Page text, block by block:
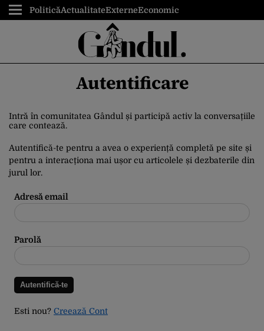
PoliticăActualitateExterneEconomic
Autentificare
Intră în comunitatea Gândul și participă activ la conversațiile
care contează.
Autentifică-te pentru a avea o experiență completă pe site și
pentru a interacționa mai ușor cu articolele și dezbaterile din
jurul lor.
Adresă email
Parolă
Esti nou? Creează Cont